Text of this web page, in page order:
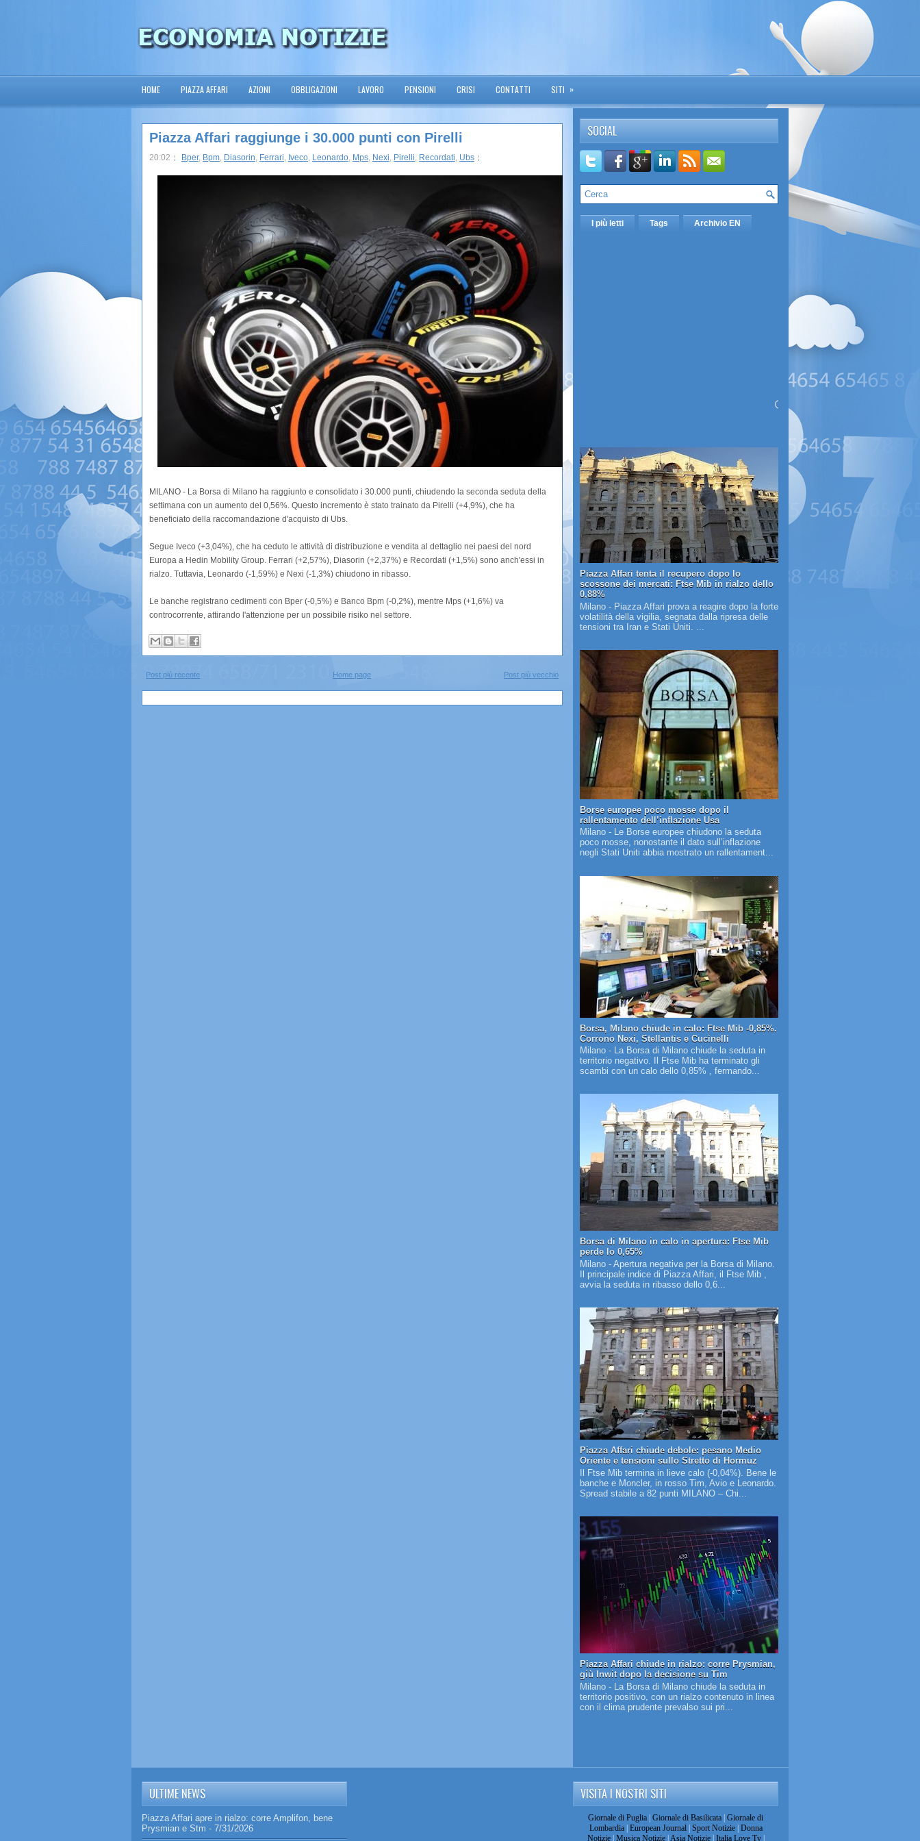
HOME PIAZZA AFFARI AZIONI OBBLIGAZIONI LAVORO PENSIONI CRISI CONTATTI SITI »
Piazza Affari raggiunge i 30.000 punti con Pirelli
20:02 Bper, Bpm, Diasorin, Ferrari, Iveco, Leonardo, Mps, Nexi, Pirelli, Recordati, Ubs
MILANO - La Borsa di Milano ha raggiunto e consolidato i 30.000 punti, chiudendo la seconda seduta della
settimana con un aumento del 0,56%. Questo incremento è stato trainato da Pirelli (+4,9%), che ha
beneficiato della raccomandazione d'acquisto di Ubs.
Segue Iveco (+3,04%), che ha ceduto le attività di distribuzione e vendita al dettaglio nei paesi del nord
Europa a Hedin Mobility Group. Ferrari (+2,57%), Diasorin (+2,37%) e Recordati (+1,5%) sono anch'essi in
rialzo. Tuttavia, Leonardo (-1,59%) e Nexi (-1,3%) chiudono in ribasso.
Le banche registrano cedimenti con Bper (-0,5%) e Banco Bpm (-0,2%), mentre Mps (+1,6%) va
controcorrente, attirando l'attenzione per un possibile risiko nel settore.
Post più recente Post più vecchio
Home page
SOCIAL
I più letti Tags Archivio EN
Piazza Affari tenta il recupero dopo lo
scossone dei mercati: Ftse Mib in rialzo dello
0,88%
Milano - Piazza Affari prova a reagire dopo la forte
volatilità della vigilia, segnata dalla ripresa delle
tensioni tra Iran e Stati Uniti. ...
Borse europee poco mosse dopo il
rallentamento dell’inflazione Usa
Milano - Le Borse europee chiudono la seduta
poco mosse, nonostante il dato sull’inflazione
negli Stati Uniti abbia mostrato un rallentament...
Borsa, Milano chiude in calo: Ftse Mib -0,85%.
Corrono Nexi, Stellantis e Cucinelli
Milano - La Borsa di Milano chiude la seduta in
territorio negativo. Il Ftse Mib ha terminato gli
scambi con un calo dello 0,85% , fermando...
Borsa di Milano in calo in apertura: Ftse Mib
perde lo 0,65%
Milano - Apertura negativa per la Borsa di Milano.
Il principale indice di Piazza Affari, il Ftse Mib ,
avvia la seduta in ribasso dello 0,6...
Piazza Affari chiude debole: pesano Medio
Oriente e tensioni sullo Stretto di Hormuz
Il Ftse Mib termina in lieve calo (-0,04%). Bene le
banche e Moncler, in rosso Tim, Avio e Leonardo.
Spread stabile a 82 punti MILANO – Chi...
Piazza Affari chiude in rialzo: corre Prysmian,
giù Inwit dopo la decisione su Tim
Milano - La Borsa di Milano chiude la seduta in
territorio positivo, con un rialzo contenuto in linea
con il clima prudente prevalso sui pri...
ULTIME NEWS
Piazza Affari apre in rialzo: corre Amplifon, bene
Prysmian e Stm - 7/31/2026
VISITA I NOSTRI SITI
Giornale di Puglia | Giornale di Basilicata | Giornale di
Lombardia| European Journal| Sport Notizie| Donna
Notizie| Musica Notizie| Asia Notizie| Italia Love Tv|